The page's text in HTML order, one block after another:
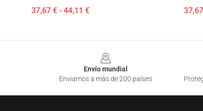
37,67 € - 44,11 €
Envío mundial
Enviamos a más de 200 países